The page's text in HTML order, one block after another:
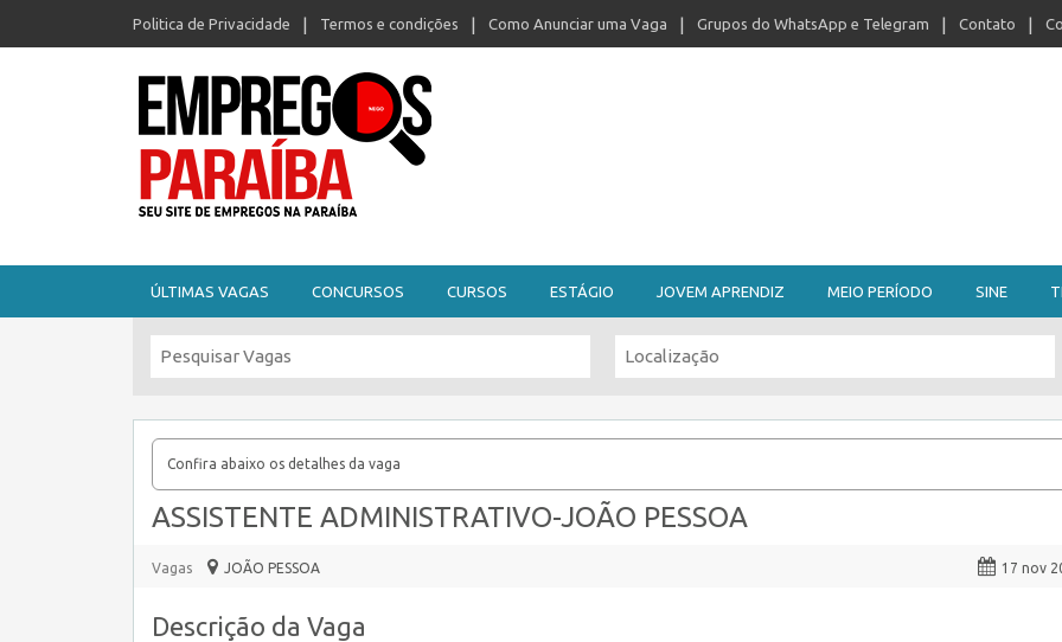
Politica de Privacidade Termos e condições Como Anunciar uma Vaga Grupos do WhatsApp e Telegram Contato
ÚLTIMAS VAGAS CONCURSOS CURSOS ESTÁGIO JOVEM APRENDIZ MEIO PERÍODO SINE
Confira abaixo os detalhes da vaga
ASSISTENTE ADMINISTRATIVO-JOÃO PESSOA
Vagas JOÃO PESSOA 17 nov
Descrição da Vaga